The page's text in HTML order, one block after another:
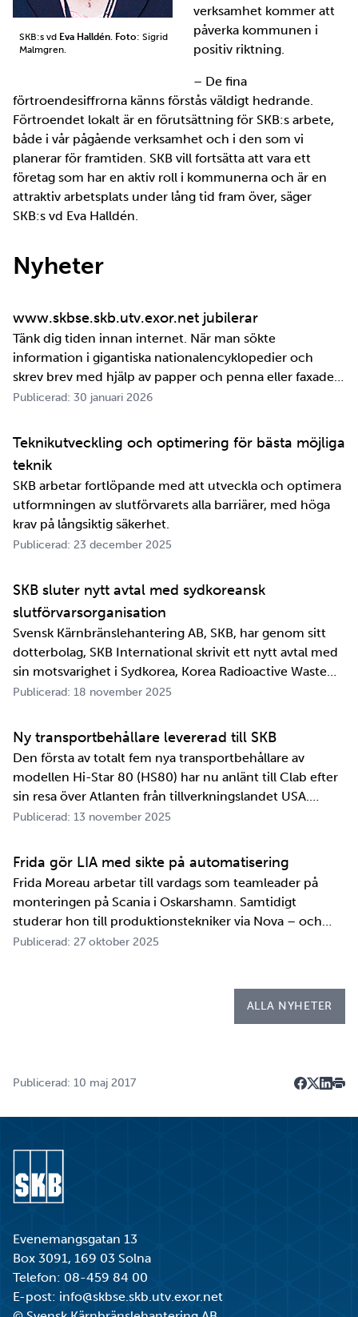
SKB:s vd Eva Halldén. Foto: Sigrid
Malmgren.
verksamhet kommer att
påverka kommunen i
positiv riktning.
– De fina
förtroendesiffrorna känns förstås väldigt hedrande.
Förtroendet lokalt är en förutsättning för SKB:s arbete,
både i vår pågående verksamhet och i den som vi
planerar för framtiden. SKB vill fortsätta att vara ett
företag som har en aktiv roll i kommunerna och är en
attraktiv arbetsplats under lång tid fram över, säger
SKB:s vd Eva Halldén.
Nyheter
www.skbse.skb.utv.exor.net jubilerar
Tänk dig tiden innan internet. När man sökte
information i gigantiska nationalencyklopedier och
skrev brev med hjälp av papper och penna eller faxade
om ett meddelande skulle fram snabbt. Det är inte
perspektiv i alla fall. För oss på SKB är det …
Publicerad: 30 januari 2026
Teknikutveckling och optimering för bästa möjliga
teknik
SKB arbetar fortlöpande med att utveckla och optimera
utformningen av slutförvarets alla barriärer, med höga
krav på långsiktig säkerhet.
Publicerad: 23 december 2025
SKB sluter nytt avtal med sydkoreansk
slutförvarsorganisation
Svensk Kärnbränslehantering AB, SKB, har genom sitt
dotterbolag, SKB International skrivit ett nytt avtal med
sin motsvarighet i Sydkorea, Korea Radioactive Waste
Agency, KORAD. Avtalet, som är ett så kallat
samarbetet mellan de två organisationerna. …
Publicerad: 18 november 2025
Ny transportbehållare levererad till SKB
Den första av totalt fem nya transportbehållare av
modellen Hi-Star 80 (HS80) har nu anlänt till Clab efter
sin resa över Atlanten från tillverkningslandet USA.
Innan transportbehållaren kan bli en del av SKB:s
tester och utbildningar. Redan 2008 i…
Publicerad: 13 november 2025
Frida gör LIA med sikte på automatisering
Frida Moreau arbetar till vardags som teamleader på
monteringen på Scania i Oskarshamn. Samtidigt
studerar hon till produktionstekniker via Nova – och
under tio veckor i höst gör hon både sin praktik, även
Publicerad: 27 oktober 2025
ALLA NYHETER
Publicerad: 10 maj 2017
Evenemangsgatan 13
Box 3091, 169 03 Solna
Telefon: 08-459 84 00
E-post: info@skbse.skb.utv.exor.net